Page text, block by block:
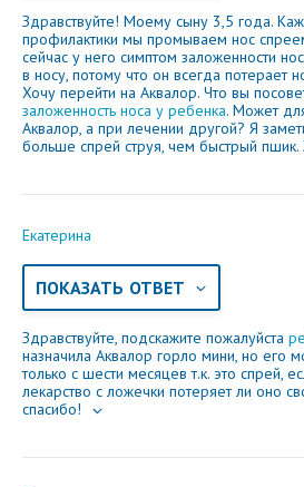
Ваше сообщение
Отправляя вопрос, я принимаю
соглашениесайта.
Здравствуйте! Моему сыну 3,5 года.
профилактики мы промываем нос
сейчас у него симптом заложенности
в носу, потому что он всегда потерает
Хочу перейти на Аквалор. Что вы
заложенность носа у ребенка. Может
Аквалор, а при лечении другой? Я
больше спрей струя, чем быстрый пшик.
Екатерина
ПОКАЗАТЬ ОТВЕТ
Здравствуйте, подскажите пожалуйста
назначила Аквалор горло мини, но его
только с шести месяцев т.к. это спрей,
лекарство с ложечки потеряет ли оно
спасибо!